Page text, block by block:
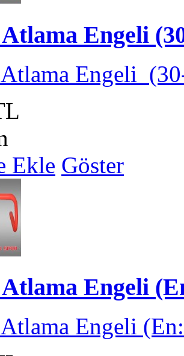
Atlama Engeli
Atlama Engeli
Ekle Göster
Atlama Engeli
Engeli